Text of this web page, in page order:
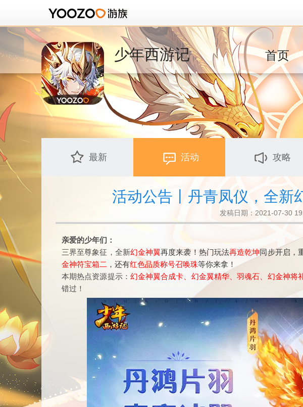
少年西游记 首页
最新 活动 攻略
活动公告丨丹青凤仪，全新
发稿日期：2021-07-30
亲爱的少年们：
三界至尊象征，全新幻金神翼再度来袭！热门玩法再造乾坤同步开启，
金神符宝箱二 ，还有红色品质称号召唤珠等你来拿！
本期热点资源提示： 幻金神翼合成卡、幻金翼精华、羽魂石、幻金神将
错过！